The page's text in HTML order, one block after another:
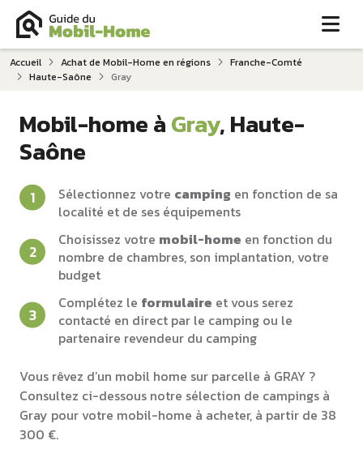
Accueil Achat de Mobil-Home en régions
Franche-Comté
Haute-Saône
Gray
Mobil-home àGray, Haute-
Saône
Sélectionnez votre camping en fonction de sa
localité et de ses équipements
Choisissez votre mobil-home en fonction du
nombre de chambres, son implantation, votre
budget
Complétez le formulaire et vous serez
contacté en direct par le camping ou le
partenaire revendeur du camping
Vous rêvez d’un mobil home sur parcelle à GRAY ?
Consultez ci-dessous notre sélection de campings à
Gray pour votre mobil-home à acheter, à partir de 38
300 €.